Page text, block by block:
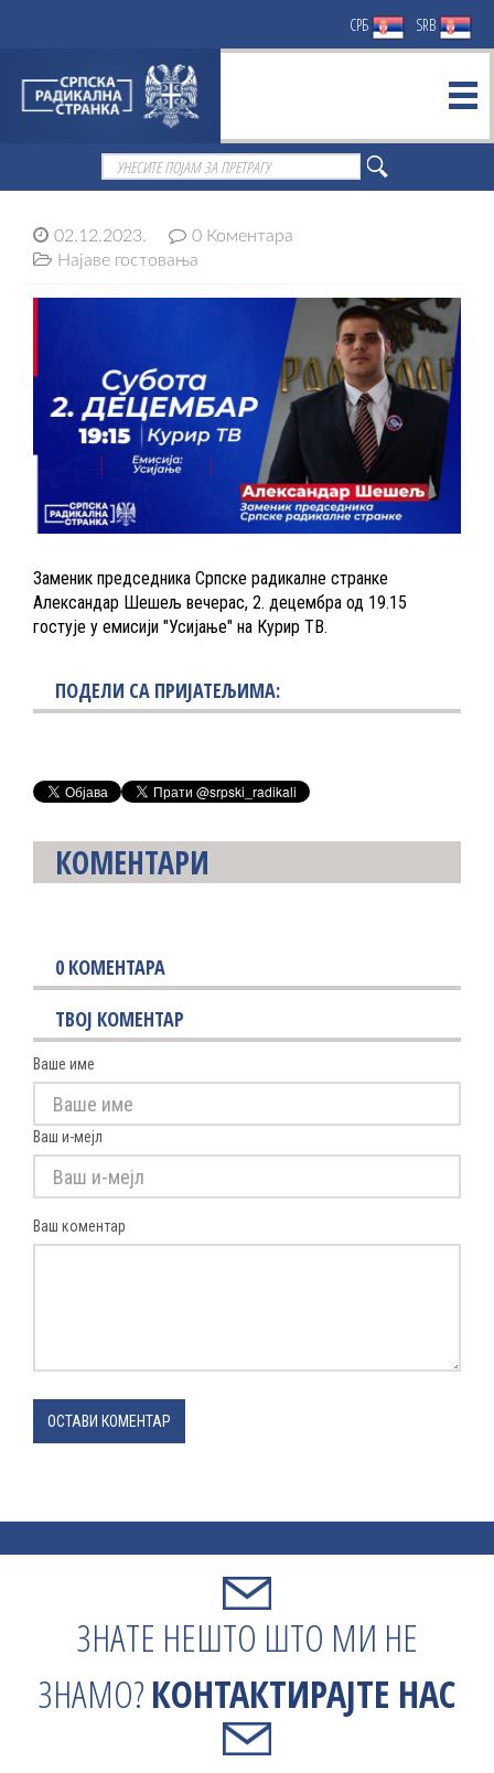
СРБ SRB
02.12.2023.
0 Коментара
Најаве гостовања
Заменик председника Српске радикалне странке
Александар Шешељ вечерас, 2. децембра од 19.15
гостује у емисији "Усијање" на Курир ТВ.
ПОДЕЛИ СА ПРИЈАТЕЉИМА:
КОМЕНТАРИ
0 КОМЕНТАРА
ТВОЈ КОМЕНТАР
Ваше име
Ваш и-мејл
Ваш коментар
ОСТАВИ КОМЕНТАР
ЗНАТЕ НЕШТО ШТО МИ НЕ
ЗНАМО?КОНТАКТИРАЈТЕ НАС